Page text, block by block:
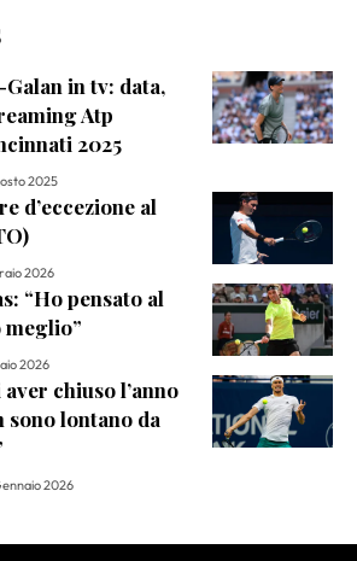
in tv: data,
Atp
2025
2025
d’eccezione al
2026
“Ho pensato al
2026
chiuso l’anno
sono lontano da
2026